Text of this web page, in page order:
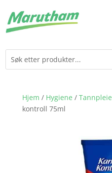
Hjem / Hygiene / Tannpleie
kontroll 75ml